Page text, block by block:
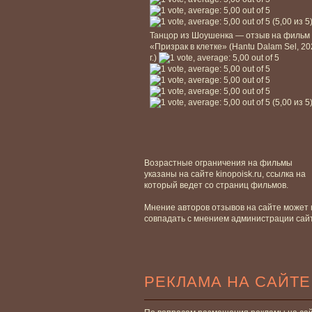
(5,00 из 5)
Танцор из Шоушенка — отзыв на фильм
«Призрак в клетке» (Hantu Dalam Sel,
г.)
(5,00 из 5)
Возрастные ограничения на фильмы
указаны на сайте kinopoisk.ru, ссылка на
который ведет со страниц фильмов.
Мнение авторов отзывов на сайте может
совпадать с мнением администрации
РЕКЛАМА НА САЙТЕ